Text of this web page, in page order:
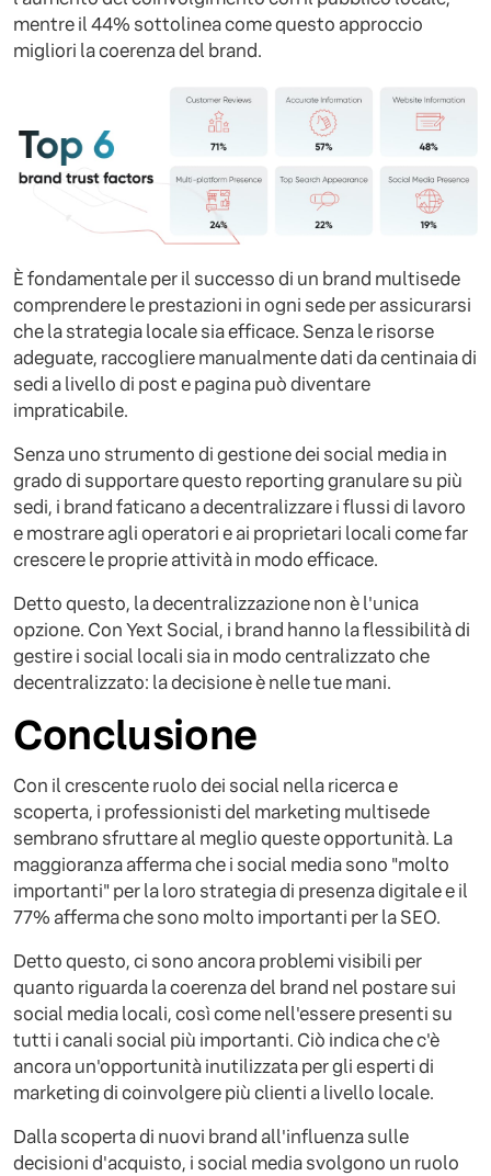
mentre il 44% sottolinea come questo approccio
migliori la coerenza del brand.
È fondamentale per il successo di un brand multisede
comprendere le prestazioni in ogni sede per assicurarsi
che la strategia locale sia efficace. Senza le risorse
adeguate, raccogliere manualmente dati da centinaia di
sedi a livello di post e pagina può diventare
impraticabile.
Senza uno strumento di gestione dei social media in
grado di supportare questo reporting granulare su più
sedi, i brand faticano a decentralizzare i flussi di lavoro
e mostrare agli operatori e ai proprietari locali come far
crescere le proprie attività in modo efficace.
Detto questo, la decentralizzazione non è l'unica
opzione. Con Yext Social, i brand hanno la flessibilità di
gestire i social locali sia in modo centralizzato che
decentralizzato: la decisione è nelle tue mani.
Conclusione
Con il crescente ruolo dei social nella ricerca e
scoperta, i professionisti del marketing multisede
sembrano sfruttare al meglio queste opportunità. La
maggioranza afferma che i social media sono "molto
importanti" per la loro strategia di presenza digitale e il
77% afferma che sono molto importanti per la SEO.
Detto questo, ci sono ancora problemi visibili per
quanto riguarda la coerenza del brand nel postare sui
social media locali, così come nell'essere presenti su
tutti i canali social più importanti. Ciò indica che c'è
ancora un'opportunità inutilizzata per gli esperti di
marketing di coinvolgere più clienti a livello locale.
Dalla scoperta di nuovi brand all'influenza sulle
decisioni d'acquisto, i social media svolgono un ruolo